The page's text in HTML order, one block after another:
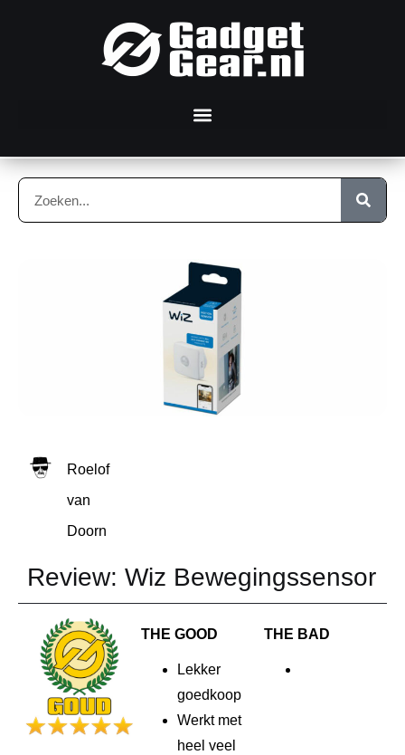
Roelof
van
Doorn
Review: Wiz Bewegingssensor
THE GOOD
Lekker
goedkoop
Werkt met
heel veel
THE BAD